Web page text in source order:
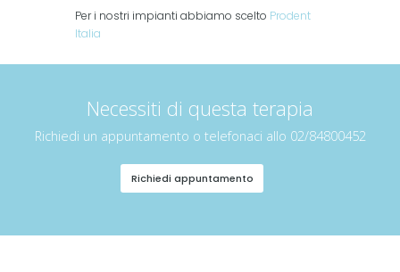
Per i nostri impianti abbiamo scelto Prodent
Italia
Necessiti di questa terapia
Richiedi un appuntamento o telefonaci allo 02/84800452
Richiedi appuntamento